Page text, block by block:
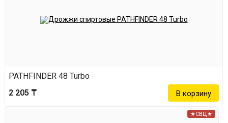
PATHFINDER 48 Turbo
2 205 ₸
★СВЦ★